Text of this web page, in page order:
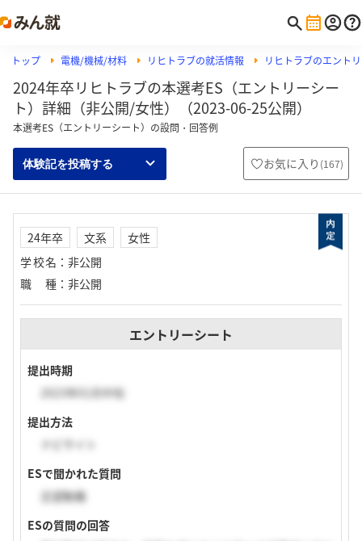
トップ 電機/機械/材料 リヒトラブの就活情報 リヒトラブのエント
2024年卒リヒトラブの本選考ES（エントリーシー
ト）詳細（非公開/女性）（2023-06-25公開）
本選考ES（エントリーシート）の設問・回答例
体験記を投稿する お気に入り (167)
24年卒 文系
女性
学校名 ： 非公開
職種 ： 非公開
エントリーシート
提出時期
2023年01月中旬
提出方法
ESで聞かれた質問
志望動機
ESの質問の回答